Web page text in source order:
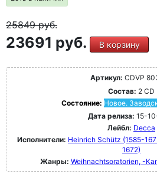
25849руб.
23691 руб. В корзину
Артикул: CDVP
Состав: 2 CD
Состояние: Новое.
Дата релиза: 15-
Лейбл: Decca
Исполнители: Heinrich Schütz (1585-
1672)
Жанры: Weihnachtsoratorien, -